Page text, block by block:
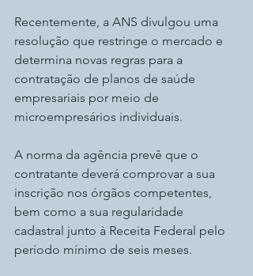
Recentemente, a ANS divulgou uma
resolução que restringe o mercado e
determina novas regras para a
contratação de planos de saúde
empresariais por meio de
microempresários individuais.
A norma da agência prevê que o
contratante deverá comprovar a sua
inscrição nos órgãos competentes,
bem como a sua regularidade
cadastral junto à Receita Federal pelo
período mínimo de seis meses.